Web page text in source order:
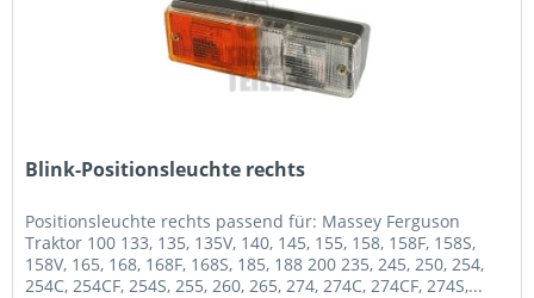
Blink-Positionsleuchte rechts
Positionsleuchte rechts passend für: Massey Ferguson
Traktor 100 133, 135, 135V, 140, 145, 155, 158, 158F, 158S,
158V, 165, 168, 168F, 168S, 185, 188 200 235, 245, 250, 254,
254C, 254CF, 254S, 255, 260, 265, 274, 274C, 274CF, 274S,...